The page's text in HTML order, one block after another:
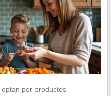
por productos